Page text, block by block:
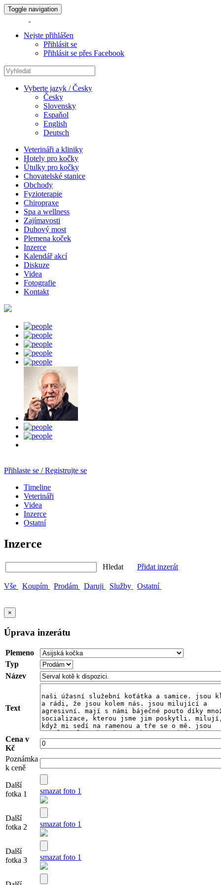
Toggle navigation
Nejste přihlášen
Přihlásit se
Přihlásit se přes Facebook
Vyberte jazyk / Česky
Česky
Slovensky
Espaňol
English
Deutsch
Veterináři a kliniky
Hotely pro kočky
Útulky pro kočky
Chovatelské stanice
Obchody
Fyzioterapie
Chiropraxe
Spa a wellness
Zajímavosti
Duhový most
Plemena koček
Inzerce
Kalendář akcí
Diskuze
Videa
Fotografie
Kontakt
Přihlaste se / Registrujte se
Timeline
Veterináři
Videa
Inzerce
Ostatní
Inzerce
Hledat Přidat inzerát
Vše Koupím Prodám Daruji Služby Ostatní
×
Úprava inzerátu
Plemeno
Typ
Název
Text
Cena v
Kč
Poznámka
k ceně
Další
fotka 1
smazat foto 1
Další
fotka 2
smazat foto 1
Další
fotka 3
smazat foto 1